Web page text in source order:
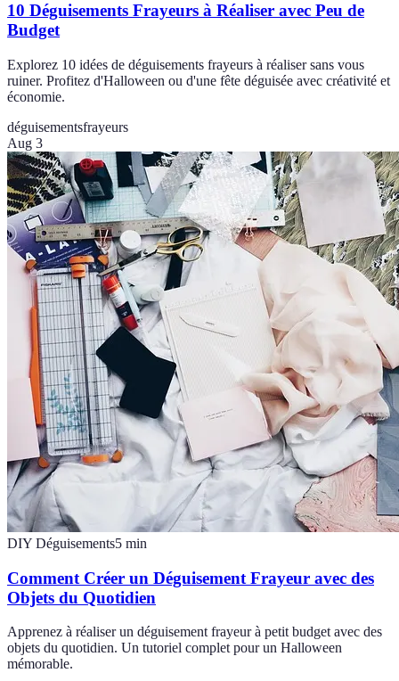
10 Déguisements Frayeurs à Réaliser avec Peu de
Budget
Explorez 10 idées de déguisements frayeurs à réaliser sans vous
ruiner. Profitez d'Halloween ou d'une fête déguisée avec créativité et
économie.
déguisementsfrayeurs
Aug 3
DIY Déguisements5 min
Comment Créer un Déguisement Frayeur avec des
Objets du Quotidien
Apprenez à réaliser un déguisement frayeur à petit budget avec des
objets du quotidien. Un tutoriel complet pour un Halloween
mémorable.